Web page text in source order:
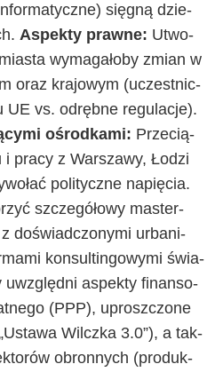
się­gną dzie­
Aspek­ty praw­ne: Utwo­
wy­ma­ga­ło­by zmian w
oraz kra­jo­wym (uczest­nic­
UE vs. od­ręb­ne re­gu­la­cje).
ośrod­ka­mi: Prze­cią­
i pra­cy z War­sza­wy, Ło­dzi
po­li­tycz­ne na­pię­cia.
szcze­gó­ło­wy ma­ster­
z do­świad­czo­ny­mi urba­ni­
kon­sul­tin­go­wy­mi świa­
uwzględ­ni aspek­ty fi­nan­so­
(PPP), uprosz­czo­ne
Wilcz­ka 3.0”), a tak­
obron­ny­ch (pro­duk­